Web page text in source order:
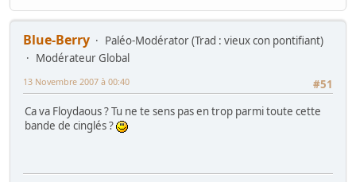
Blue-Berry
Paléo-Modérator (Trad : vieux con pontifiant)
Modérateur Global
#51
13 Novembre 2007 à 00:40
Ca va Floydaous ? Tu ne te sens pas en trop parmi toute cette
bande de cinglés ?